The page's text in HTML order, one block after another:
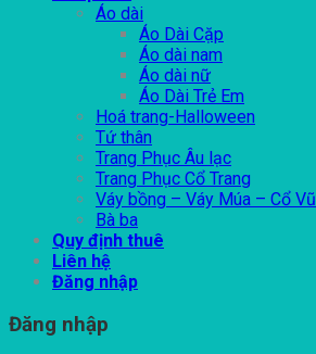
Áo dài
Áo Dài Cặp
Áo dài nam
Áo dài nữ
Áo Dài Trẻ Em
Hoá trang-Halloween
Tứ thân
Trang Phục Âu lạc
Trang Phục Cổ Trang
Váy bồng – Váy Múa – Cổ Vũ
Bà ba
Quy định thuê
Liên hệ
Đăng nhập
Đăng nhập